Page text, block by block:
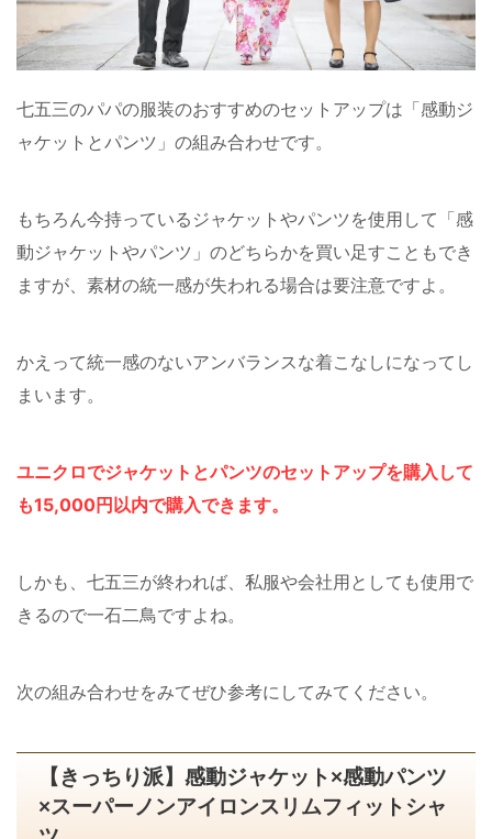
七五三のパパの服装のおすすめのセットアップは「感動ジ
ャケットとパンツ」の組み合わせです。
もちろん今持っているジャケットやパンツを使用して「感
動ジャケットやパンツ」のどちらかを買い足すこともでき
ますが、素材の統一感が失われる場合は要注意ですよ。
かえって統一感のないアンバランスな着こなしになってし
まいます。
ユニクロでジャケットとパンツのセットアップを購入して
も15,000円以内で購入できます。
しかも、七五三が終われば、私服や会社用としても使用で
きるので一石二鳥ですよね。
次の組み合わせをみてぜひ参考にしてみてください。
【きっちり派】感動ジャケット×感動パンツ
×スーパーノンアイロンスリムフィットシャ